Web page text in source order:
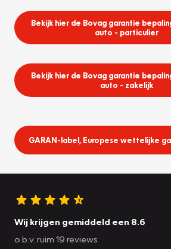
Bekijk hier de Bovag garantie
auto - particulier
Bekijk hier de Bovag garantie
auto - zakelijk
GARAN-label, Europese wettelijke
Wij krijgen gemiddeld een 8.6
o.b.v. ruim 19 reviews